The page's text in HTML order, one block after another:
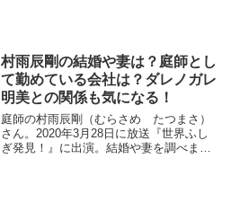
村雨辰剛の結婚や妻は？庭師とし
て勤めている会社は？ダレノガレ
明美との関係も気になる！
庭師の村雨辰剛（むらさめ たつまさ）
さん。2020年3月28日に放送『世界ふし
ぎ発見！』に出演。結婚や妻を調べま